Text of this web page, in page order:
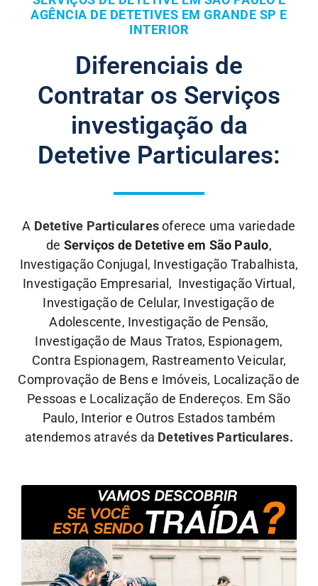
AGÊNCIA DE DETETIVES EM GRANDE SP E
INTERIOR
Diferenciais de
Contratar os Serviços
investigação da
Detetive Particulares:
A Detetive Particularesoferece uma variedade
de Serviços de Detetive em São Paulo,
Investigação Conjugal, Investigação Trabalhista,
Investigação Empresarial, Investigação Virtual,
Investigação de Celular, Investigação de
Adolescente, Investigação de Pensão,
Investigação de Maus Tratos, Espionagem,
Contra Espionagem, Rastreamento Veicular,
Comprovação de Bens e Imóveis, Localização de
Pessoas e Localização de Endereços. Em São
Paulo, Interior e Outros Estados também
atendemos através da Detetives Particulares.